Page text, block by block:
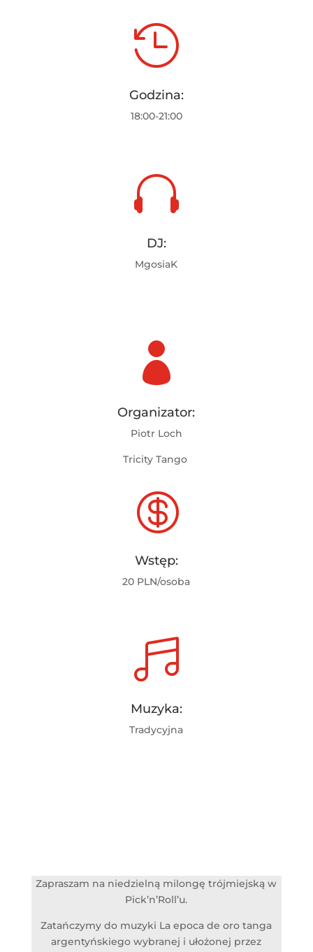

Godzina:
18:00-21:00

DJ:
MgosiaK

Organizator:
Piotr Loch
Tricity Tango

Wstęp:
20 PLN/osoba

Muzyka:
Tradycyjna
Zapraszam na niedzielną milongę trójmiejską w
Pick’n’Roll’u.
Zatańczymy do muzyki La epoca de oro tanga
argentyńskiego wybranej i ułożonej przez